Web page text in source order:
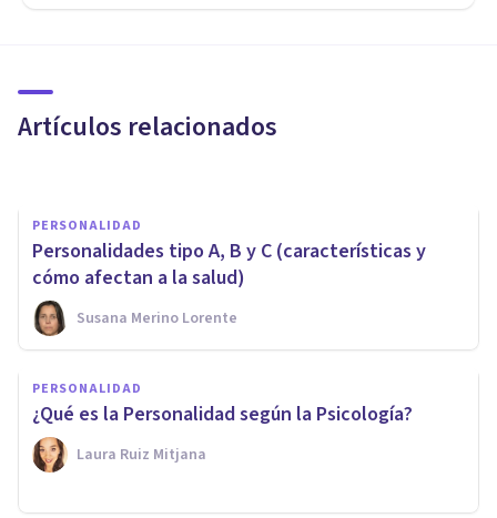
Artículos relacionados
vinculación tienen?
PERSONALIDAD
Personalidades tipo A, B y C (características y
cómo afectan a la salud)
Susana Merino Lorente
PERSONALIDAD
¿Qué es la Personalidad según la Psicología?
Laura Ruiz Mitjana
La Teoría de la Personalidad
de Eysenck: el modelo PEN